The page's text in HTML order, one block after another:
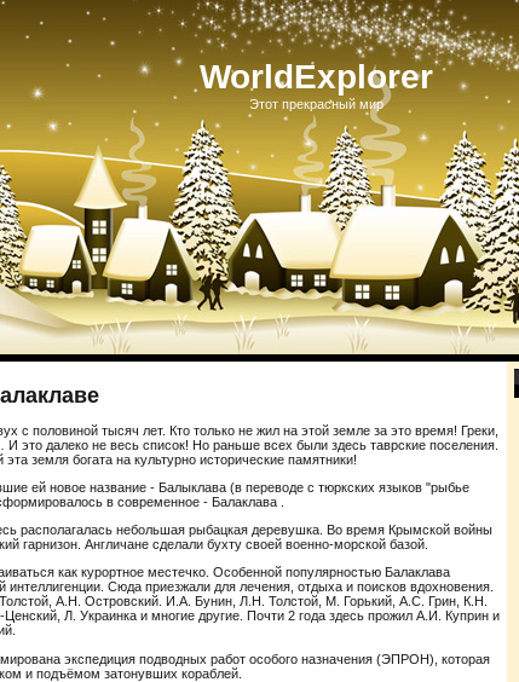
WorldExplorer
Этот прекрасный мир
с половиной тысяч лет. Кто только не жил на этой земле за это время! Греки,
это далеко не весь список! Но раньше всех были здесь таврские поселения.
земля богата на культурно исторические памятники!
ей новое название - Балыклава (в переводе с тюркских языков "рыбье
в современное - Балаклава .
располагалась небольшая рыбацкая деревушка. Во время Крымской войны
гарнизон. Англичане сделали бухту своей военно-морской базой.
как курортное местечко. Особенной популярностью Балаклава
интеллигенции. Сюда приезжали для лечения, отдыха и поисков вдохновения.
А.Н. Островский. И.А. Бунин, Л.Н. Толстой, М. Горький, А.С. Грин, К.Н.
Л. Украинка и многие другие. Почти 2 года здесь прожил А.И. Куприн и
экспедиция подводных работ особого назначения (ЭПРОН), которая
и подъёмом затонувших кораблей.